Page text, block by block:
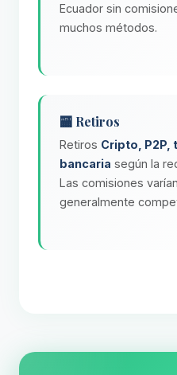
Ecuador sin
muchos métodos.
🏧 Retiros
Retiros Cripto, P2P,
bancaria según la
Las comisiones
generalmente